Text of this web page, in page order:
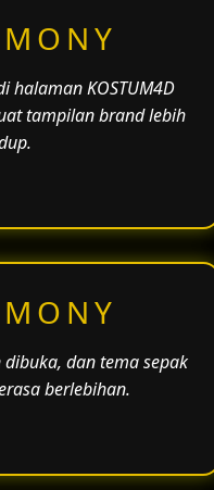
halaman KOSTUM4D
tampilan brand lebih
dan tema sepak
berlebihan.